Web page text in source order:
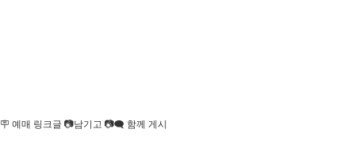
🪧 예매 링크글 📷남기고 📷🗨 함께 게시